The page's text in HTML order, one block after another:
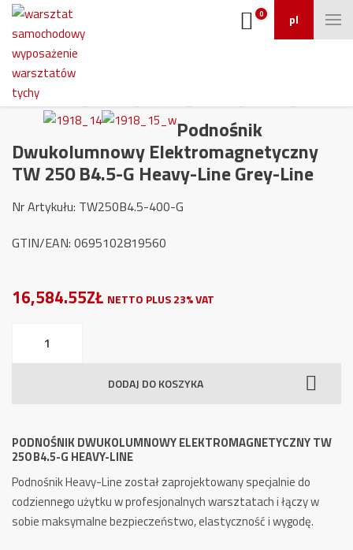
pl
0
Podnośnik
Dwukolumnowy Elektromagnetyczny
TW 250 B4.5-G Heavy-Line Grey-Line
Nr Artykułu: TW250B4.5-400-G
GTIN/EAN: 0695102819560
16,584.55ZŁ NETTO PLUS 23% VAT
Podnośnik
Elektromagnetyczny
B4.5-
Heavy-
Line
Grey-
DODAJ DO KOSZYKA
PODNOŚNIK DWUKOLUMNOWY ELEKTROMAGNETYCZNY TW
250 B4.5-G HEAVY-LINE
Podnośnik Heavy-Line został zaprojektowany specjalnie do
codziennego użytku w profesjonalnych warsztatach i łączy w
sobie maksymalne bezpieczeństwo, elastyczność i wygodę.